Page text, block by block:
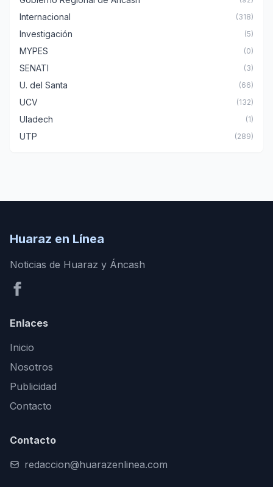
Internacional (318)
Investigación (5)
MYPES (0)
SENATI (3)
U. del Santa (66)
UCV (132)
Uladech (1)
UTP (289)
Huaraz en Línea
Noticias de Huaraz y Áncash
Enlaces
Inicio
Nosotros
Publicidad
Contacto
Contacto
redaccion@huarazenlinea.com